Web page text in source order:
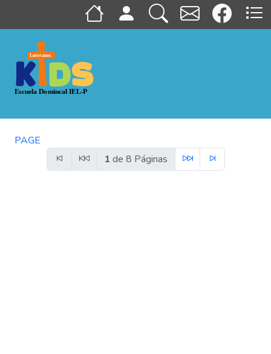
PAGE
1 de 8 Páginas